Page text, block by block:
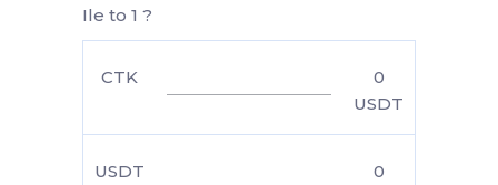
Ile to 1 ?
CTK
0
USDT
USDT
0